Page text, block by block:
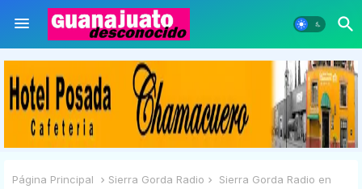
Página Principal Sierra Gorda Radio
Sierra Gorda Radio en